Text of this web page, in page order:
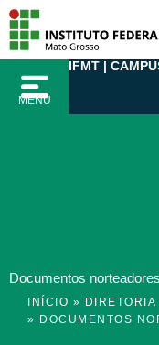
para
conteúdo
MENU
IFMT |
Documentos norteadores
INÍCIO »
» DOCUMENTOS